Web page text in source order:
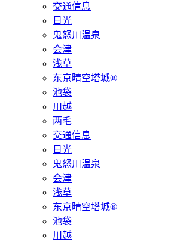
交通信息
日光
鬼怒川温泉
会津
浅草
东京晴空塔城®
池袋
川越
两毛
交通信息
日光
鬼怒川温泉
会津
浅草
东京晴空塔城®
池袋
川越